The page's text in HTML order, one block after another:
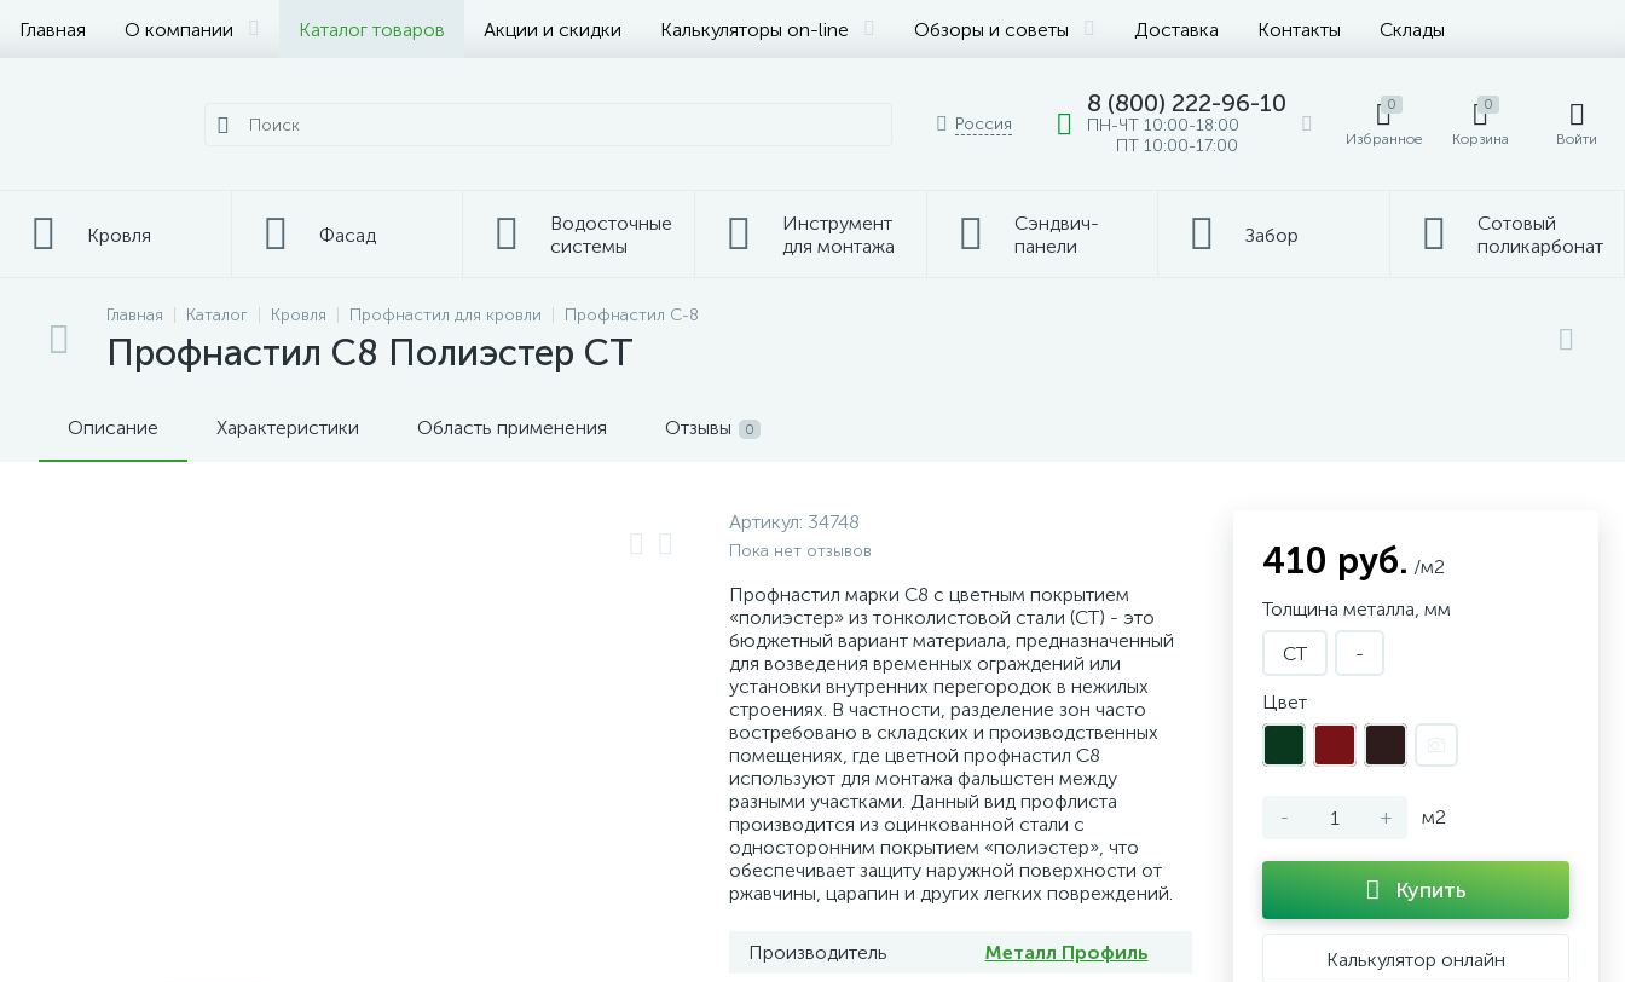
Главная О компании Каталог товаров Акции и скидки Калькуляторы on-line Обзоры и советы Доставка Контакты Склады
Россия
8 (800) 222-96-10
ПН-ЧТ 10:00-18:00
ПТ 10:00-17:00
0
Избранное
0
Корзина Войти
Кровля Фасад
Водосточные
системы
Инструмент
для монтажа
Сэндвич-
панели
Забор
Сотовый
поликарбонат
Металлопрокат
Главная Каталог Кровля Профнастил для кровли Профнастил С-8
Профнастил С8 Полиэстер СТ
Описание Характеристики Область применения Отзывы 0
Артикул: 34748
Пока нет отзывов
Профнастил марки С8 с цветным покрытием
«полиэстер» из тонколистовой стали (СТ) - это
бюджетный вариант материала, предназначенный
для возведения временных ограждений или
установки внутренних перегородок в нежилых
строениях. В частности, разделение зон часто
востребовано в складских и производственных
помещениях, где цветной профнастил С8
используют для монтажа фальшстен между
разными участками. Данный вид профлиста
производится из оцинкованной стали с
односторонним покрытием «полиэстер», что
обеспечивает защиту наружной поверхности от
ржавчины, царапин и других легких повреждений.
Производитель
Металл Профиль
410 руб. /м2
Толщина металла, мм
СТ
-
Цвет
- + м2
Купить
Калькулятор онлайн